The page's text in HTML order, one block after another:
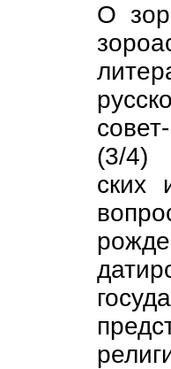
О
совет-
(3/4)
ских